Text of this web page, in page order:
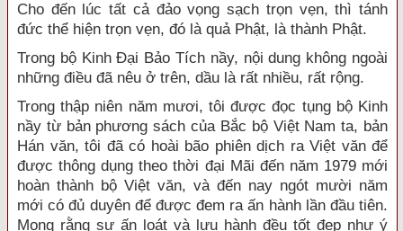
Cho đến lúc tất cả đảo vọng sạch trọn vẹn, thì tánh
đức thể hiện trọn vẹn, đó là quả Phật, là thành Phật.
Trong bộ Kinh Đại Bảo Tích nầy, nội dung không ngoài
những điều đã nêu ở trên, dầu là rất nhiều, rất rộng.
Trong thập niên năm mươi, tôi được đọc tụng bộ Kinh
nầy từ bản phương sách của Bắc bộ Việt Nam ta, bản
Hán văn, tôi đã có hoài bão phiên dịch ra Việt văn để
được thông dụng theo thời đại Mãi đến năm 1979 mới
hoàn thành bộ Việt văn, và đến nay ngót mười năm
mới có đủ duyên để được đem ra ấn hành lần đầu tiên.
Mong rằng sự ấn loát và lưu hành đều tốt đẹp như ý